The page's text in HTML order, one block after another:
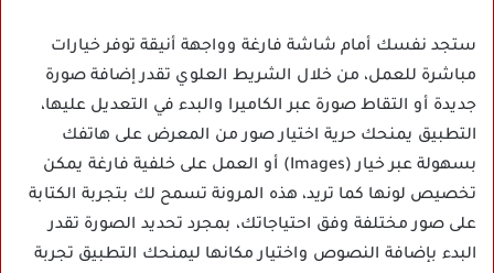
ستجد نفسك أمام شاشة فارغة وواجهة أنيقة توفر خيارات
مباشرة للعمل، من خلال الشريط العلوي تقدر إضافة صورة
جديدة أو التقاط صورة عبر الكاميرا والبدء في التعديل عليها،
التطبيق يمنحك حرية اختيار صور من المعرض على هاتفك
بسهولة عبر خيار (Images) أو العمل على خلفية فارغة يمكن
تخصيص لونها كما تريد، هذه المرونة تسمح لك بتجربة الكتابة
على صور مختلفة وفق احتياجاتك، بمجرد تحديد الصورة تقدر
البدء بإضافة النصوص واختيار مكانها ليمنحك التطبيق تجربة